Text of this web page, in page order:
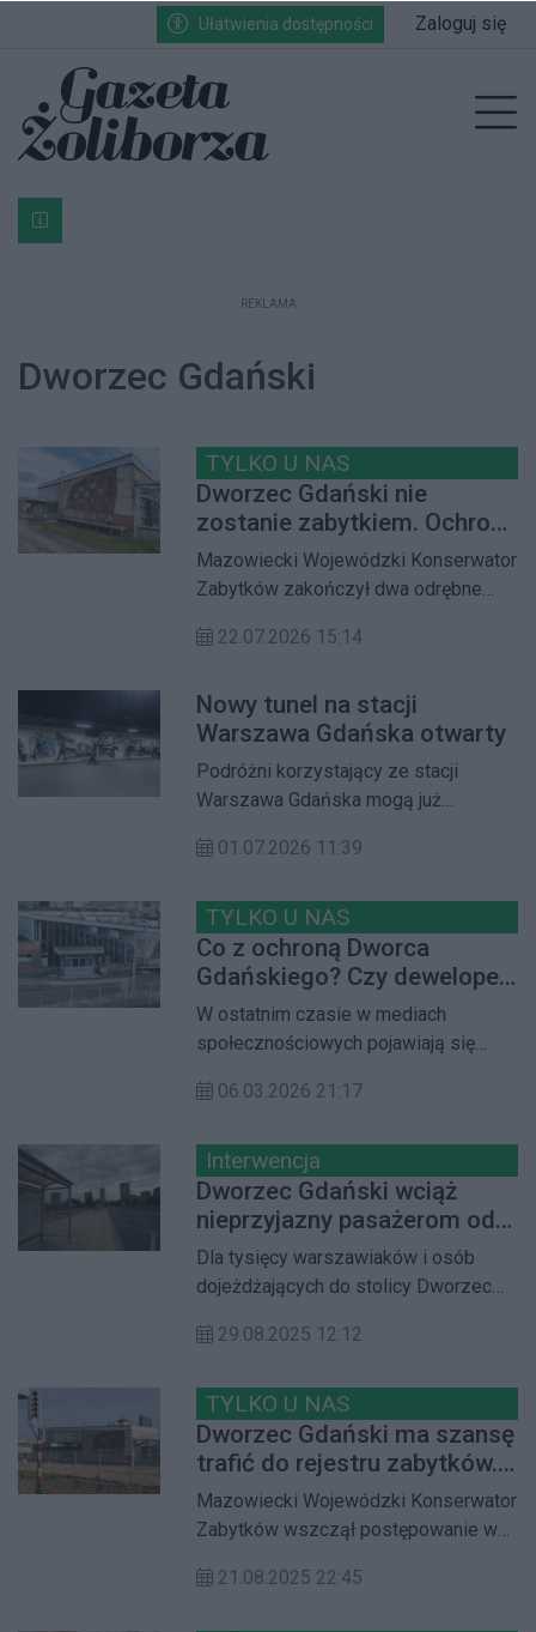
Przejdź do głównych treści
Przejdź do wyszukiwarki
Przejdź do głównego menuUłatwienia dostępności Zaloguj się
Bardzo ważna informacja dla podatników posiadających
REKLAMA
Dworzec Gdański
TYLKO U NAS
Dworzec Gdański nie
zostanie zabytkiem. Ochroną
objęto jedynie dwa
fragmenty historycznej
elewacji
Mazowiecki Wojewódzki Konserwator
Zabytków zakończył dwa odrębne
Warszawa Gdańska. Efekt jest
dworcowy nie zostanie wpisany do
rejestru zabytków nieruchomych,
jednak ochroną konserwatorską
objęto dwa zachowane fragmenty
elewacji północnej
22.07.2026 15:14
Nowy tunel na stacji
Warszawa Gdańska otwarty
Podróżni korzystający ze stacji
Warszawa Gdańska mogą już
tunelem, który usprawnia dojście do
komunikacji miejskiej. Inwestycja nie
tylko poprawia komfort i
bezpieczeństwo pasażerów, ale
także przygotowuje stację do
przejęcia części ruchu
dalekobieżnego podczas planowanej
modernizacji linii średnicowej i
01.07.2026 11:39
TYLKO U NAS
Co z ochroną Dworca
Gdańskiego? Czy deweloper
w porozumieniu z koleją
postawi wieżowiec?
W ostatnim czasie w mediach
społecznościowych pojawiają się
Dworca Gdańskiego. Lobbujący za
stara hala dworcowa zostanie w
przyszłym roku zburzona.
Jednocześnie nadal trwa
postępowanie w sprawie wpisu
dworca do rejestru zabytków.
Postanowiliśmy sprawdzić, jak
sytuacja wygląda faktycznie
06.03.2026 21:17
Interwencja
Dworzec Gdański wciąż
nieprzyjazny pasażerom od
strony Śródmieścia.
Dla tysięcy warszawiaków i osób
dojeżdżających do stolicy Dworzec
przesiadkowy. Jednak, jak zauważa
Jędrzejczyk, od strony Śródmieścia
dostęp do przystanków tramwajowych
i autobusowych jest wciąż mocno
utrudniony. W interpelacji skierowanej
do burmistrza dzielnicy domaga się
pilnych działań naprawczych.
29.08.2025 12:12
TYLKO U NAS
Dworzec Gdański ma szansę
trafić do rejestru zabytków.
Konserwator wszczął
postępowanie
Mazowiecki Wojewódzki Konserwator
Zabytków wszczął postępowanie w
do rejestru zabytków. Postępowanie
21.08.2025 22:45